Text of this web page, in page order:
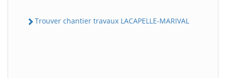
Trouver chantier travaux LACAPELLE-MARIVAL